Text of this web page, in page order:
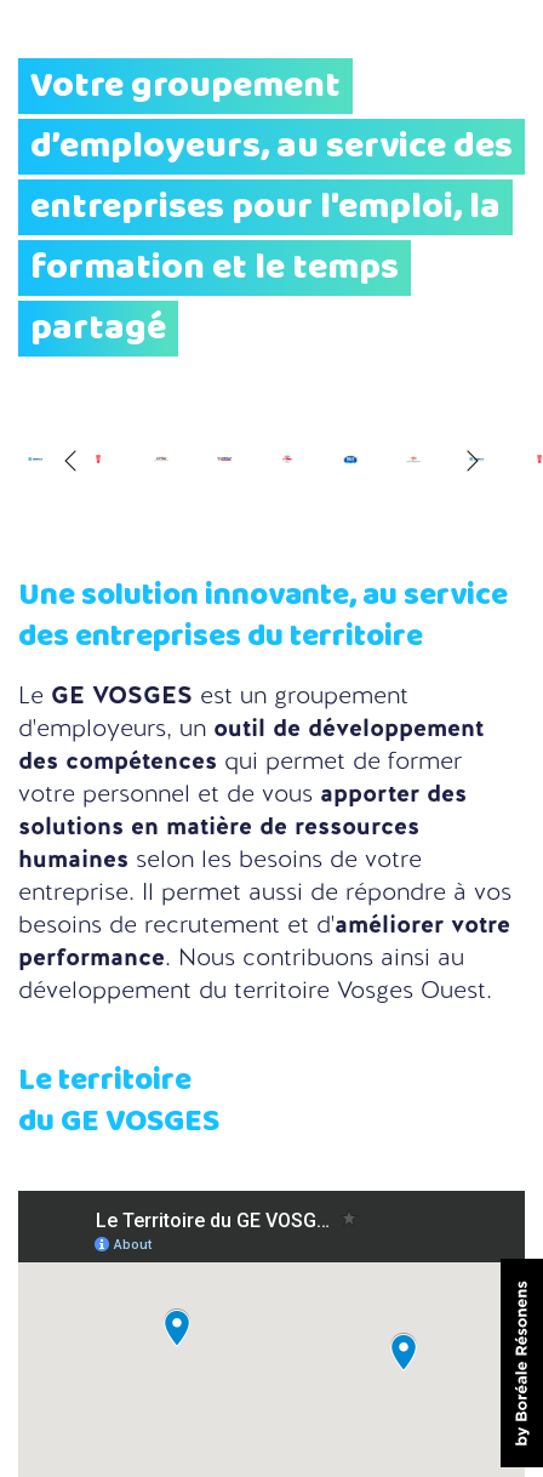
Votre groupement
d’employeurs, au service des
entreprises pour l'emploi, la
formation et le temps
partagé
Une solution innovante, au service
des entreprises du territoire
Le GE VOSGES est un groupement
d'employeurs, un outil de développement
des compétences qui permet de former
votre personnel et de vous apporter des
solutions en matière de ressources
humaines selon les besoins de votre
entreprise. Il permet aussi de répondre à vos
besoins de recrutement et d'améliorer votre
performance. Nous contribuons ainsi au
développement du territoire Vosges Ouest.
Le territoire
du GE VOSGES